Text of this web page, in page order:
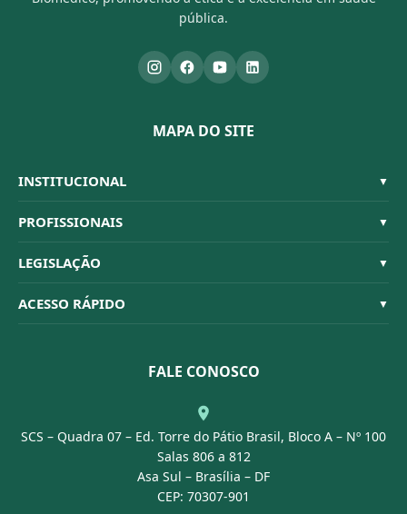
pública.
MAPA DO SITE
INSTITUCIONAL ▼
Sistema CFBM
Quem Somos
Organograma
Conselheiros
PROFISSIONAIS ▼
Habilitações
Código de Ética
Dúvidas Frequentes
LEGISLAÇÃO ▼
Resoluções
ACESSO RÁPIDO ▼
Portal Transparência
FALE CONOSCO
SCS – Quadra 07 – Ed. Torre do Pátio Brasil, Bloco A – Nº 100
Salas 806 a 812
Asa Sul – Brasília – DF
CEP: 70307-901